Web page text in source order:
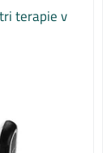
terapie v